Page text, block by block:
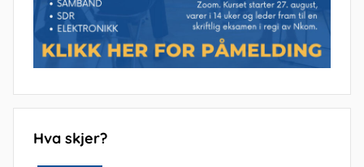
Hva skjer?